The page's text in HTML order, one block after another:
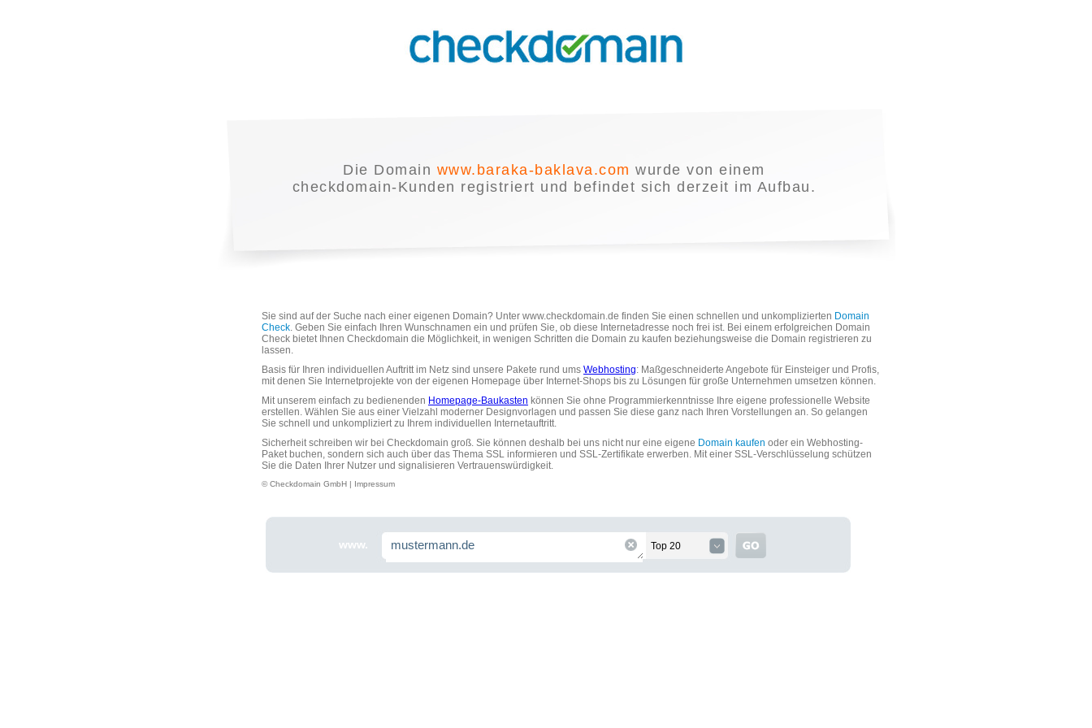
Die Domain www.baraka-baklava.com wurde von einem
checkdomain-Kunden registriert und befindet sich derzeit im Aufbau.
Sie sind auf der Suche nach einer eigenen Domain? Unter www.checkdomain.de finden Sie einen schnellen und unkomplizierten Domain
Check. Geben Sie einfach Ihren Wunschnamen ein und prüfen Sie, ob diese Internetadresse noch frei ist. Bei einem erfolgreichen Domain
Check bietet Ihnen Checkdomain die Möglichkeit, in wenigen Schritten die Domain zu kaufen beziehungsweise die Domain registrieren zu
lassen.
Basis für Ihren individuellen Auftritt im Netz sind unsere Pakete rund ums Webhosting: Maßgeschneiderte Angebote für Einsteiger und Profis,
mit denen Sie Internetprojekte von der eigenen Homepage über Internet-Shops bis zu Lösungen für große Unternehmen umsetzen können.
Mit unserem einfach zu bedienenden Homepage-Baukasten können Sie ohne Programmierkenntnisse Ihre eigene professionelle Website
erstellen. Wählen Sie aus einer Vielzahl moderner Designvorlagen und passen Sie diese ganz nach Ihren Vorstellungen an. So gelangen
Sie schnell und unkompliziert zu Ihrem individuellen Internetauftritt.
Sicherheit schreiben wir bei Checkdomain groß. Sie können deshalb bei uns nicht nur eine eigene Domain kaufen oder ein Webhosting-
Paket buchen, sondern sich auch über das Thema SSL informieren und SSL-Zertifikate erwerben. Mit einer SSL-Verschlüsselung schützen
Sie die Daten Ihrer Nutzer und signalisieren Vertrauenswürdigkeit.
© Checkdomain GmbH | Impressum
www. Top 20